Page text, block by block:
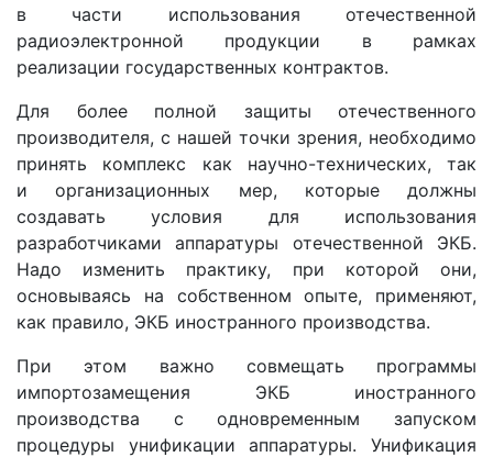
в части использования отечественной
радиоэлектронной продукции в рамках
реализации государственных контрактов.
Для более полной защиты отечественного
производителя, с нашей точки зрения, необходимо
принять комплекс как научно-технических, так
и организационных мер, которые должны
создавать условия для использования
разработчиками аппаратуры отечественной ЭКБ.
Надо изменить практику, при которой они,
основываясь на собственном опыте, применяют,
как правило, ЭКБ иностранного производства.
При этом важно совмещать программы
импортозамещения ЭКБ иностранного
производства с одновременным запуском
процедуры унификации аппаратуры. Унификация